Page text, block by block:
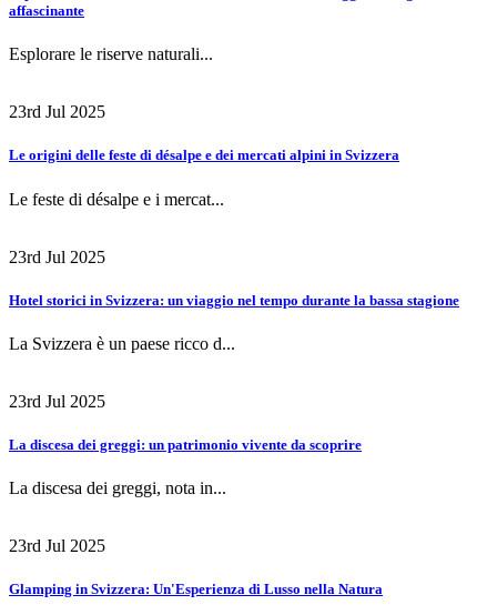
affascinante
Esplorare le riserve naturali...
23rd Jul 2025
Le origini delle feste di désalpe e dei mercati alpini in Svizzera
Le feste di désalpe e i mercat...
23rd Jul 2025
Hotel storici in Svizzera: un viaggio nel tempo durante la bassa stagione
La Svizzera è un paese ricco d...
23rd Jul 2025
La discesa dei greggi: un patrimonio vivente da scoprire
La discesa dei greggi, nota in...
23rd Jul 2025
Glamping in Svizzera: Un'Esperienza di Lusso nella Natura